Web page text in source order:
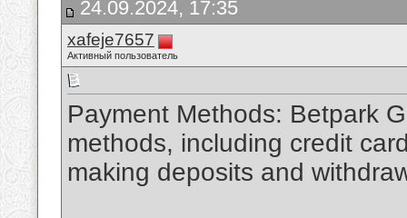
24.09.2024, 17:35
xafeje7657
Активный пользователь
Payment Methods: Betpark
methods, including credit
making deposits and